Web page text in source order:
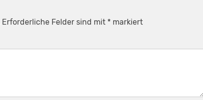
Erforderliche Felder sind mit * markiert